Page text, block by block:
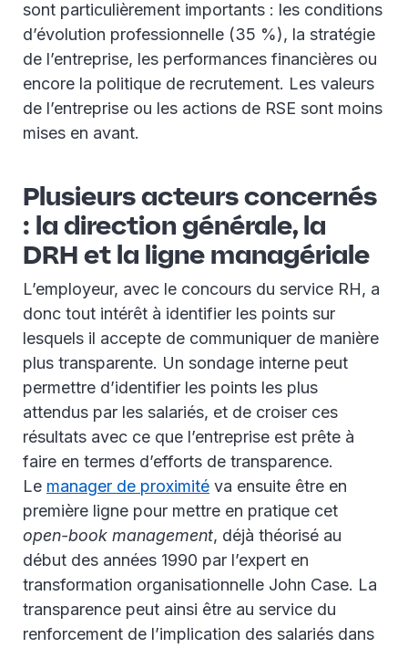
sont particulièrement importants : les conditions
d’évolution professionnelle (35 %), la stratégie
de l’entreprise, les performances financières ou
encore la politique de recrutement. Les valeurs
de l’entreprise ou les actions de RSE sont moins
mises en avant.
Plusieurs acteurs concernés
: la direction générale, la
DRH et la ligne managériale
L’employeur, avec le concours du service RH, a
donc tout intérêt à identifier les points sur
lesquels il accepte de communiquer de manière
plus transparente. Un sondage interne peut
permettre d’identifier les points les plus
attendus par les salariés, et de croiser ces
résultats avec ce que l’entreprise est prête à
faire en termes d’efforts de transparence.
Le manager de proximité va ensuite être en
première ligne pour mettre en pratique cet
open-book management, déjà théorisé au
début des années 1990 par l’expert en
transformation organisationnelle John Case. La
transparence peut ainsi être au service du
renforcement de l’implication des salariés dans